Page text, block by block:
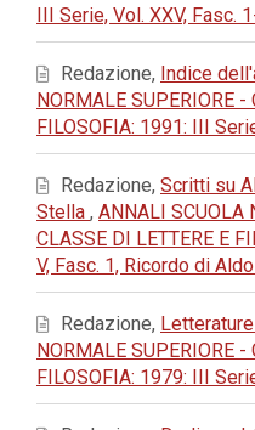
III Serie, Vol. XXV, Fasc.
Redazione, Indice
NORMALE SUPERIORE -
FILOSOFIA: 1991: III
Redazione, Scritti su
Stella , ANNALI SCUOLA
CLASSE DI LETTERE E
V, Fasc. 1, Ricordo di
Redazione,
NORMALE SUPERIORE -
FILOSOFIA: 1979: III